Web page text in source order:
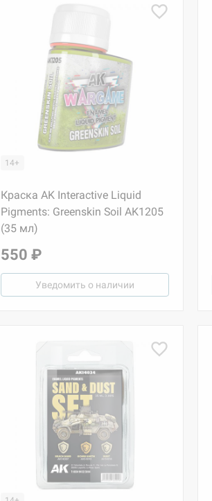
14+
Краска AK Interactive Liquid
Pigments: Greenskin Soil AK1205
(35 мл)
550 ₽
Уведомить о наличии